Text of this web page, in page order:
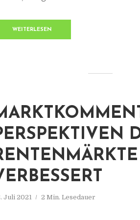
WEITERLESEN
Juli 2021 2 Min. Lesedauer